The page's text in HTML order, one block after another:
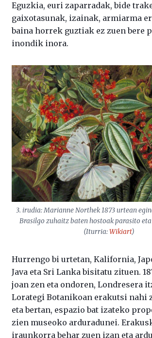
Eguzkia, euri zaparradak, bide
gaixotasunak, izainak, armiarma
baina horrek guztiak ez zuen bere
inondik inora.
3. irudia: Marianne Northek 1873 urtean
Brasilgo zuhaitz baten hostoak parasito
(Iturria:Wikiart)
Hurrengo bi urtetan, Kalifornia,
Java eta Sri Lanka bisitatu zituen.
joan zen eta ondoren, Londresera
Lorategi Botanikoan erakutsi nahi
eta bertan, espazio bat izateko
zien museoko arduradunei.
iraunkorra behar zuen izan eta